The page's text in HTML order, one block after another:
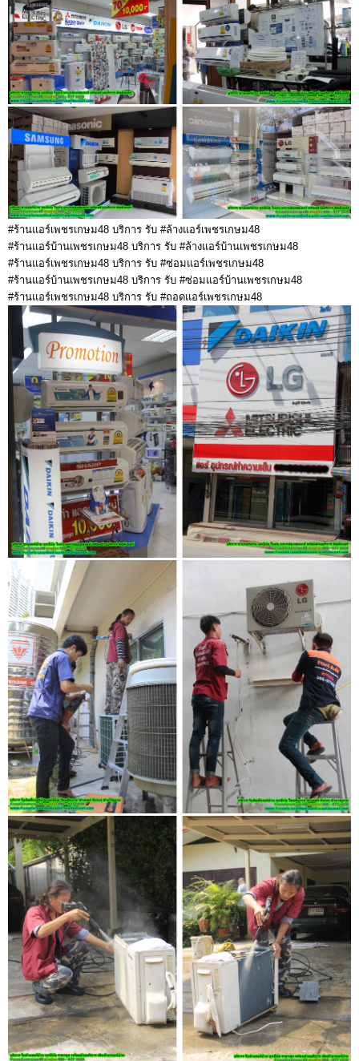
#ร้านแอร์เพชรเกษม48 บริการ รับ #ล้างแอร์เพชรเกษม48
#ร้านแอร์บ้านเพชรเกษม48 บริการ รับ #ล้างแอร์บ้านเพชรเกษม48
#ร้านแอร์เพชรเกษม48 บริการ รับ #ซ่อมแอร์เพชรเกษม48
#ร้านแอร์บ้านเพชรเกษม48 บริการ รับ #ซ่อมแอร์บ้านเพชรเกษม48
#ร้านแอร์เพชรเกษม48 บริการ รับ #ถอดแอร์เพชรเกษม48